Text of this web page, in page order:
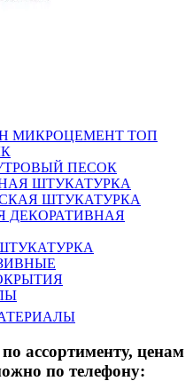
МИКРОЦЕМЕНТ ТОП
ПЕСОК
ШТУКАТУРКА
ШТУКАТУРКА
ДЕКОРАТИВНАЯ
ассортименту, ценам
по телефону: